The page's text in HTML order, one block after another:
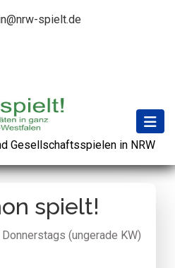
spielt.de
Gesellschaftsspielen in NRW
spielt!
(ungerade KW)